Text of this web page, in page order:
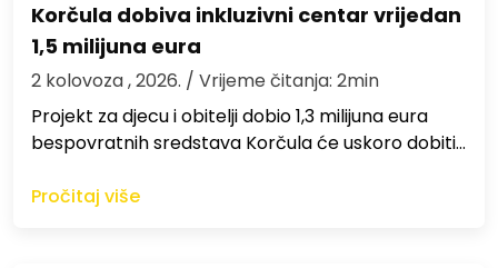
Korčula dobiva inkluzivni centar vrijedan
1,5 milijuna eura
2 kolovoza , 2026. / Vrijeme čitanja: 2min
Projekt za djecu i obitelji dobio 1,3 milijuna eura
bespovratnih sredstava Korčula će uskoro dobiti…
Pročitaj više